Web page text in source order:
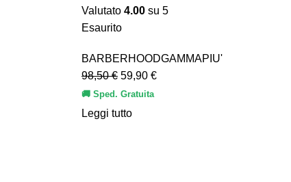
Valutato 4.00 su 5
Esaurito
BARBERHOODGAMMAPIU'
98,50€ 59,90 €
🚚 Sped. Gratuita
Leggi tutto